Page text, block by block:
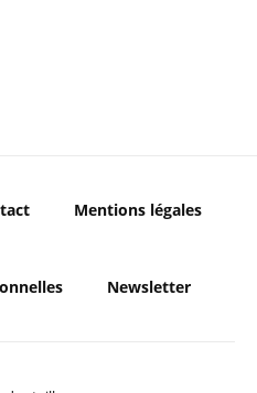
Mentions légales
Newsletter